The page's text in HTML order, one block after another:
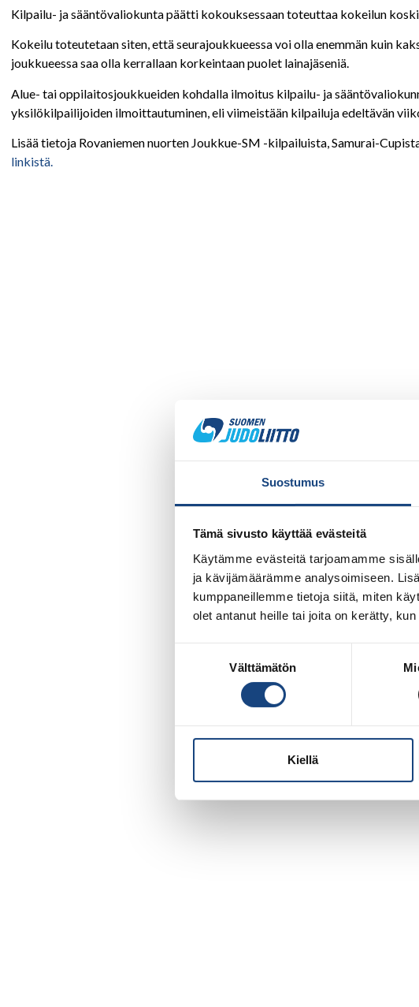
Suostumus
Tämä sivusto käyttää evästeitä
Käytämme evästeitä tarjoamamme
ja kävijämäärämme analysoimiseen.
kumppaneillemme tietoja siitä, miten
olet antanut heille tai joita on kerätty,
Välttämätön
Kiellä
Kilpailu- ja sääntövaliokunta päätti kokouksessaan toteuttaa kokeilun
Kokeilu toteutetaan siten, että seurajoukkueessa voi olla enemmän kuin
joukkueessa saa olla kerrallaan korkeintaan puolet lainajäseniä.
Alue- tai oppilaitosjoukkueiden kohdalla ilmoitus kilpailu- ja
yksilökilpailijoiden ilmoittautuminen, eli viimeistään kilpailuja edeltävän
Lisää tietoja Rovaniemen nuorten Joukkue-SM -kilpailuista, Samurai-
linkistä.